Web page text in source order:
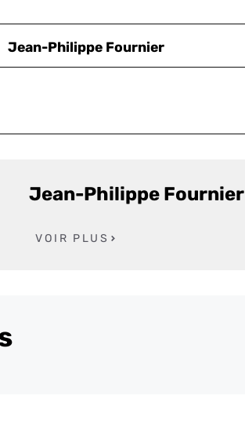
Jean-Philippe Fournier
Jean-Philippe Fournier
VOIR PLUS